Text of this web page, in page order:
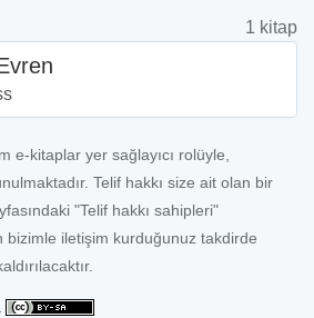
1 kitap
e-kitaplar yer sağlayıcı rolüyle,
Telif hakkı size ait olan bir
"Telif hakkı sahipleri"
bizimle iletişim kurduğunuz takdirde